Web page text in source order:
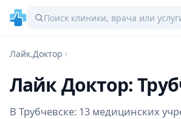
Лайк.Доктор
Лайк Доктор:
В Трубчевске: 13 медицинских